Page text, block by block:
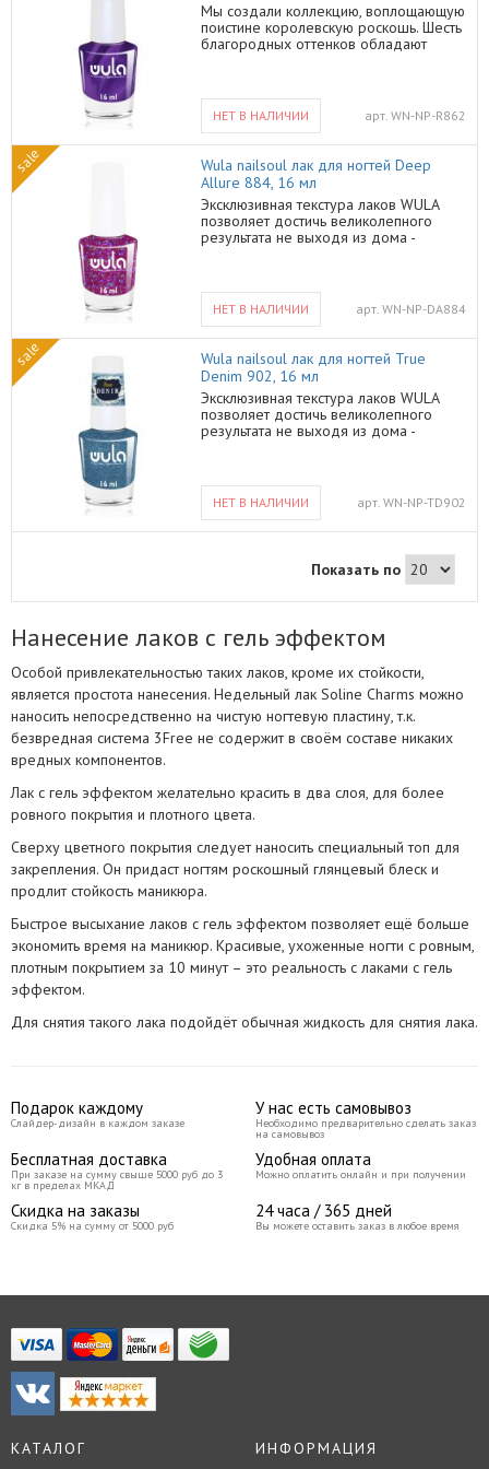
золотистыми искрами созданы для
того, чтобы притягивать восхищенные
взгляды и комплименты! Способ
16 мл.
Мы создали коллекцию, воплощающую
поистине королевскую роскошь. Шесть
благородных оттенков обладают
применения: Равномерно нанести на
ногти в 2 слоя, дать высохнуть. Объем
16 мл
НЕТ В НАЛИЧИИ арт. WN-NP-R862
sale
Wula nailsoul лак для ногтей Deep
Allure 884, 16 мл
Эксклюзивная текстура лаков WULA
позволяет достичь великолепного
результата не выходя из дома -
Декоративные лаки WULA подойдут
для создания как повседневных,
сдержанных образов, так и ярких
образов «на выход». WULA Nailsoul
заботится не только о трендах, но и о
здоровье покупателей и мастеров
маникюра. Наши лаки для ногтей не
содержат формальдегида, толуола,
дибутилфосфата, смолы
потенциальными аллергенами. Красьте
ногти с удовольствием и без вреда
для здоровья! Чувственные оттенки c
волнующими переливами тончайшей
модницу. Лаки для ногтей обладают
полупрозрачным, "леденцовым"
финишем. Способ применения:
дать высохнуть. Объем 16 мл.
НЕТ В НАЛИЧИИ арт. WN-NP-DA884
sale
Wula nailsoul лак для ногтей True
Denim 902, 16 мл
Эксклюзивная текстура лаков WULA
позволяет достичь великолепного
результата не выходя из дома -
Декоративные лаки WULA подойдут
для создания как повседневных,
сдержанных образов, так и ярких
заботится не только о трендах, но и о
здоровье покупателей и мастеров
дибутилфосфата, смолы
формальдегида и камфору -
потенциальными аллергенами. Красьте
ногти с удовольствием и без вреда
для здоровья! Мы взглянули по-
новому на привычные вещи. Джинсы…
предлагаем надеть их на ногти!
оттенки. Вы точно подберете
идеальную пару к своим любимым
джинсам из шести тонов с деликатным
шиммерным сиянием. Достаточно
лишь нанести лак на ногти, и Вы -
обладательница модного denim-
маникюра! Легко рапределяются, по
всю ногтевую пластину в 2 слоя.
НЕТ В НАЛИЧИИ арт. WN-NP-TD902
Показать по
Нанесение лаков с гель эффектом
Особой привлекательностью таких лаков, кроме их стойкости,
является простота нанесения. Недельный лак Soline Charms можно
наносить непосредственно на чистую ногтевую пластину, т.к.
безвредная система 3Free не содержит в своём составе никаких
вредных компонентов.
Лак с гель эффектом желательно красить в два слоя, для более
ровного покрытия и плотного цвета.
Сверху цветного покрытия следует наносить специальный топ для
закрепления. Он придаст ногтям роскошный глянцевый блеск и
продлит стойкость маникюра.
Быстрое высыхание лаков с гель эффектом позволяет ещё больше
экономить время на маникюр. Красивые, ухоженные ногти с ровным,
плотным покрытием за 10 минут – это реальность с лаками с гель
эффектом.
Для снятия такого лака подойдёт обычная жидкость для снятия лака.
Подарок каждому
Слайдер-дизайн в каждом заказе
У нас есть самовывоз
Необходимо предварительно сделать заказ
на самовывоз
Бесплатная доставка
При заказе на сумму свыше 5000 руб до 3
кг в пределах МКАД
Удобная оплата
Можно оплатить онлайн и при получении
Скидка на заказы
Скидка 5% на сумму от 5000 руб
24 часа / 365 дней
Вы можете оставить заказ в любое время
КАТАЛОГ ИНФОРМАЦИЯ